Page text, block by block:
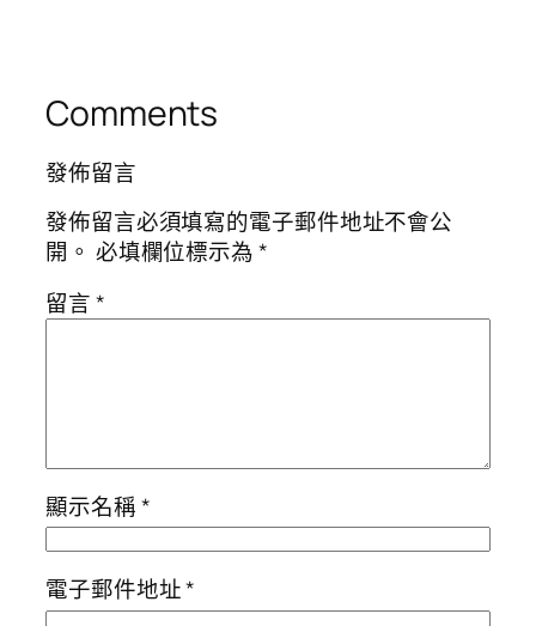
Comments
發佈留言
發佈留言必須填寫的電子郵件地址不會公
開。 必填欄位標示為*
留言*
顯示名稱*
電子郵件地址*